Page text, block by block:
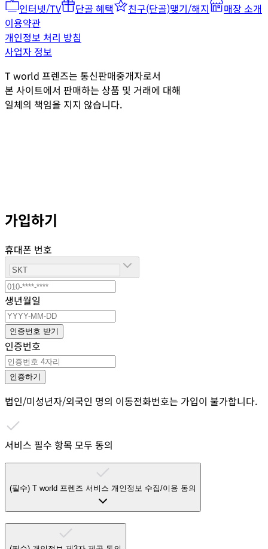
인터넷/TV 단골 혜택 친구(단골)맺기/해지
매장 소개
이용약관
개인정보 처리 방침
사업자 정보
T world 프렌즈는 통신판매중개자로서
본 사이트에서 판매하는 상품 및 거래에 대해
일체의 책임을 지지 않습니다.
가입하기
휴대폰 번호
생년월일
인증번호 받기
인증번호
인증하기
법인/미성년자/외국인 명의 이동전화번호는 가입이 불가합니다.
서비스 필수 항목 모두 동의
(필수) T world 프렌즈 서비스 개인정보 수집/이용 동의